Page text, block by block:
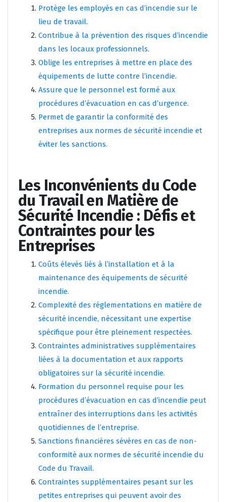
Protège les employés en cas d’incendie sur le
lieu de travail.
Contribue à la prévention des risques d’incendie
dans les locaux professionnels.
Oblige les entreprises à mettre en place des
équipements de lutte contre l’incendie.
Assure que le personnel est formé aux
procédures d’évacuation en cas d’urgence.
Permet de garantir la conformité des
entreprises aux normes de sécurité incendie et
éviter les sanctions.
Les Inconvénients du Code
du Travail en Matière de
Sécurité Incendie : Défis et
Contraintes pour les
Entreprises
Coûts élevés liés à l’installation et à la
maintenance des équipements de sécurité
incendie.
Complexité des réglementations en matière de
sécurité incendie, nécessitant une expertise
spécifique pour être pleinement respectées.
Contraintes administratives supplémentaires
liées à la documentation et aux rapports
obligatoires sur la sécurité incendie.
Formation du personnel requise pour les
procédures d’évacuation en cas d’incendie peut
entraîner des interruptions dans les activités
quotidiennes de l’entreprise.
Sanctions financières sévères en cas de non-
conformité aux normes de sécurité incendie du
Code du Travail.
Contraintes supplémentaires pesant sur les
petites entreprises qui peuvent avoir des